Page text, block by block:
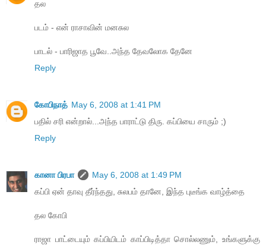
தல
படம் - என் ராசாவின் மனசுல
பாடல் - பாரிஜாத பூவே..அந்த தேவலோக தேனே
Reply
கோபிநாத் May 6, 2008 at 1:41 PM
பதில் சரி என்றால்...அந்த பாராட்டு திரு. கப்பியை சாரும் ;)
Reply
கானா பிரபா
May 6, 2008 at 1:49 PM
கப்பி ஏன் தாவு தீர்ந்தது, சுலபம் தானே, இந்த புடீங்க வாழ்த்தை
தல கோபி
ராஜா பாட்டையும் கப்பியிடம் காப்பிடித்தா சொல்லணும், உங்களுக்கு